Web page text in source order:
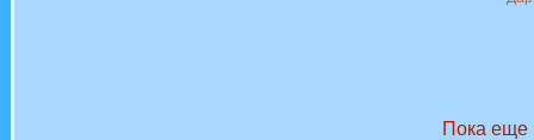
Пока еще